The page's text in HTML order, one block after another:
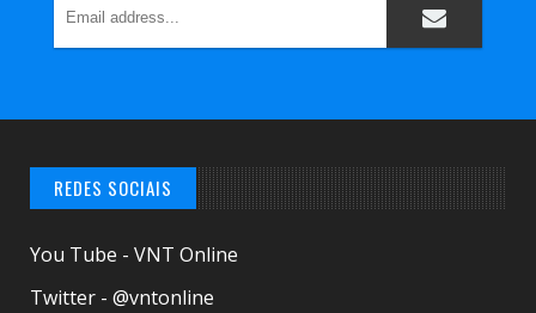
REDES SOCIAIS
You Tube - VNT Online
Twitter - @vntonline